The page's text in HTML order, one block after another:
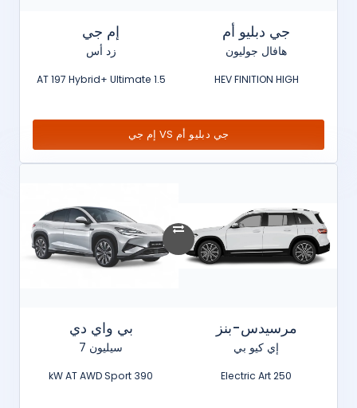
جي دبليو أم
هافال جوليون
HEV FINITION HIGH
إم جي
زد أس
1.5 AT 197 Hybrid+ Ultimate
جي دبليو أم VS إم جي
مرسيدس-بنز
إي كيو بي
250 Electric Art
بي واي دي
سيليون 7
390 kW AT AWD Sport